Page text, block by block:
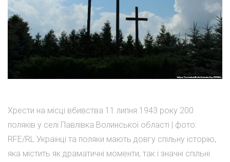
Хрести на місці вбивства 11 липня 1943 року 200
поляків у селі Павлівка Волинської області | фото:
RFE/RL Українці та поляки мають довгу спільну історію,
яка містить як драматичні моменти, так і значні спільні